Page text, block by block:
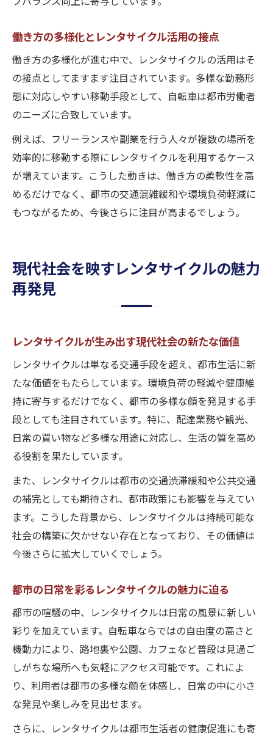
働き方の多様化とレンタサイクル活用の接点
働き方の多様化が進む中で、レンタサイクルの活用はそ
の接点としてますます注目されています。多様な勤務形
態に対応しやすい移動手段として、自転車は都市労働者
のニーズに合致しています。
例えば、フリーランスや副業を行う人々が複数の場所を
効率的に移動する際にレンタサイクルを利用するケース
が増えています。こうした動きは、働き方の柔軟性を高
めるだけでなく、都市の交通混雑緩和や環境負荷軽減に
もつながるため、今後さらに注目が高まるでしょう。
現代社会を映すレンタサイクルの魅力
再発見
レンタサイクルが生み出す現代社会の新たな価値
レンタサイクルは単なる交通手段を超え、都市生活に新
たな価値をもたらしています。環境負荷の軽減や健康維
持に寄与するだけでなく、都市の多様な顔を発見する手
段としても注目されています。特に、配達業務や観光、
日常の買い物など多様な用途に対応し、生活の質を高め
る役割を果たしています。
また、レンタサイクルは都市の交通渋滞緩和や公共交通
の補完としても期待され、都市政策にも影響を与えてい
ます。こうした背景から、レンタサイクルは持続可能な
社会の構築に欠かせない存在となっており、その価値は
今後さらに拡大していくでしょう。
都市の日常を彩るレンタサイクルの魅力に迫る
都市の喧騒の中、レンタサイクルは日常の風景に新しい
彩りを加えています。自転車ならではの自由度の高さと
機動力により、路地裏や公園、カフェなど普段は見過ご
しがちな場所へも気軽にアクセス可能です。これによ
り、利用者は都市の多様な顔を体感し、日常の中に小さ
な発見や楽しみを見出せます。
さらに、レンタサイクルは都市生活者の健康促進にも寄